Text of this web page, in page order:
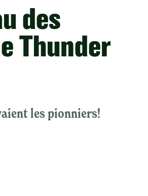
des
Thunder
les pionniers!